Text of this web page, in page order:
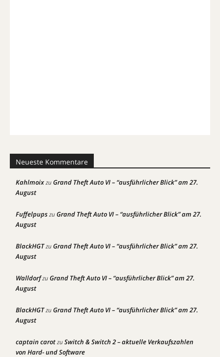
Neueste Kommentare
KahlmoixzuGrand Theft Auto VI – “ausführlicher Blick” am 27.
August
FuffelpupszuGrand Theft Auto VI – “ausführlicher Blick” am 27.
August
BlackHGTzuGrand Theft Auto VI – “ausführlicher Blick” am 27.
August
WalldorfzuGrand Theft Auto VI – “ausführlicher Blick” am 27.
August
BlackHGTzuGrand Theft Auto VI – “ausführlicher Blick” am 27.
August
captain carotzuSwitch & Switch 2 – aktuelle Verkaufszahlen
von Hard- und Software